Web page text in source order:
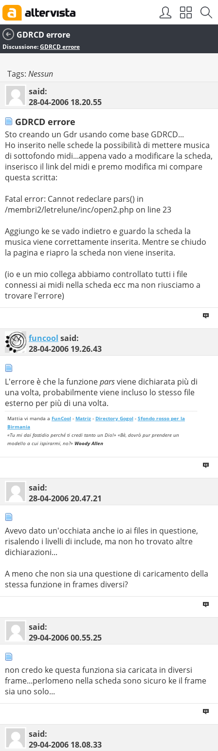
GDRCD errore
Discussione:GDRCD errore
Tags: Nessun
said:
28-04-2006 18.20.55
GDRCD errore
Sto creando un Gdr usando come base GDRCD...
Ho inserito nelle schede la possibilità di mettere musica
di sottofondo midi...appena vado a modificare la scheda,
inserisco il link del midi e premo modifica mi compare
questa scritta:
Fatal error: Cannot redeclare pars() in
/membri2/letrelune/inc/open2.php on line 23
Aggiungo ke se vado indietro e guardo la scheda la
musica viene correttamente inserita. Mentre se chiudo
la pagina e riapro la scheda non viene inserita.
(io e un mio collega abbiamo controllato tutti i file
connessi ai midi nella scheda ecc ma non riusciamo a
trovare l'errore)
funcool said:
28-04-2006 19.26.43
L'errore è che la funzioneparsviene dichiarata più di
una volta, probabilmente viene incluso lo stesso file
esterno per più di una volta.
Mattia vi manda a FunCool - Matriz - Directory Gogol - Sfondo rosso per la
Birmania
«Tu mi dai fastidio perché ti credi tanto un Dio!» «Bè, dovrò pur prendere un
modello a cui ispirarmi, no?» Woody Allen
said:
28-04-200620.47.21
Avevo dato un'occhiata anche io ai files in questione,
risalendo i livelli di include, ma non ho trovato altre
dichiarazioni...
A meno che non sia una questione di caricamento della
stessa funzione in frames diversi?
said:
29-04-200600.55.25
non credo ke questa funziona sia caricata in diversi
frame...perlomeno nella scheda sono sicuro ke il frame
sia uno solo...
said:
29-04-2006 18.08.33